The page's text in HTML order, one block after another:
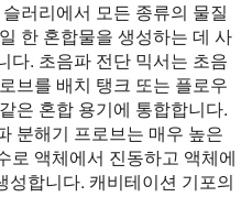
러리에서 모든 종류의 물질
한 혼합물을 생성하는 데 사
다. 초음파 전단 믹서는 초음
브를 배치 탱크 또는 플로우
은 혼합 용기에 통합합니다.
분해기 프로브는 매우 높은
로 액체에서 진동하고 액체에
합니다. 캐비테이션 기포의